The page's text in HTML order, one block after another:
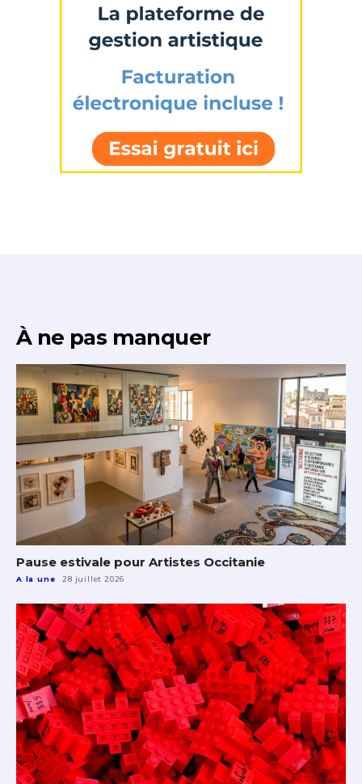
À ne pas manquer
Pause estivale pour Artistes Occitanie
A la une 28 juillet 2026